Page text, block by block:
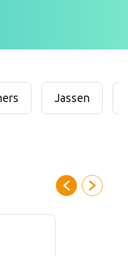
van hoge
de winterdagen.
alleen warmte, maar
betaalbaar
of merk er goed
Jassen